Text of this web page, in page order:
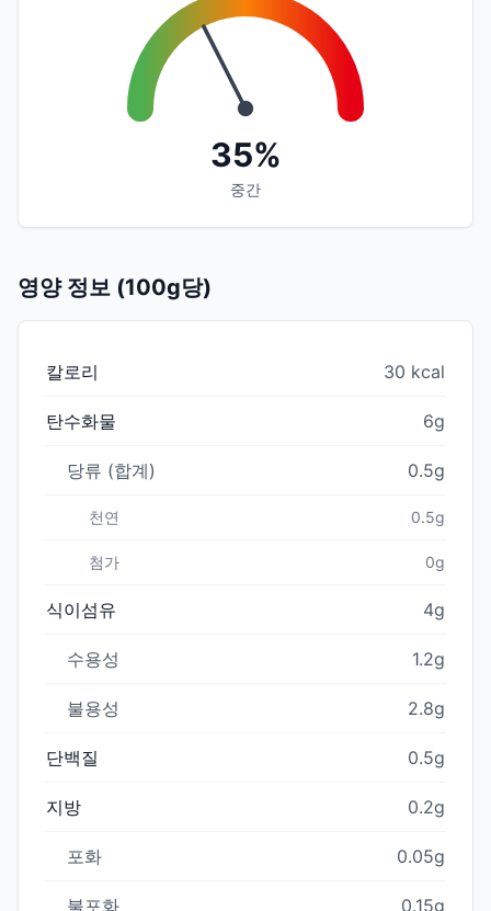
35%
중간
영양 정보 (100g당)
칼로리 30 kcal
탄수화물 6g
당류 (합계) 0.5g
천연 0.5g
첨가 0g
식이섬유 4g
수용성 1.2g
불용성 2.8g
단백질 0.5g
지방 0.2g
포화 0.05g
불포화 0.15g